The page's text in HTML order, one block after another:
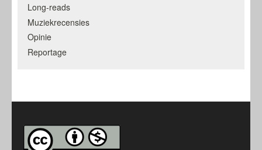
Long-reads
Muziekrecensies
Opinie
Reportage